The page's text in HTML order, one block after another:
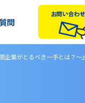
問
業がとるべき一手とは？～』